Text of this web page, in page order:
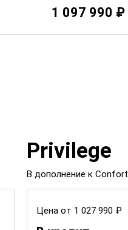
1 097 990
Privilege
В дополнение к Confort
Цена от 1 027 990 ₽